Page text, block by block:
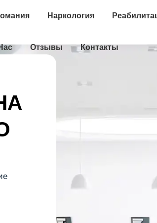
Наркология
Отзывы Контакты